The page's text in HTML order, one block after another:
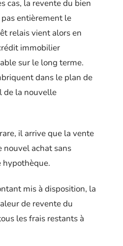
cas, la revente du bien
pas entièrement le
relais vient alors en
immobilier
sur le long terme.
dans le plan de
de la nouvelle
il arrive que la vente
nouvel achat sans
hypothèque.
mis à disposition, la
de revente du
les frais restants à